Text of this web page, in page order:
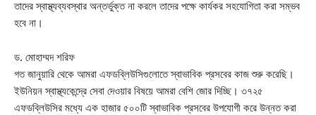
তাদের স্বাস্থ্যব্যবস্থার অন্তর্ভুক্ত না করলে তাদের পক্ষে কার্যকর সহযোগিতা করা সম্ভব
হবে না।
ড. মোহাম্মদ শরিফ
গত জানুয়ারি থেকে আমরা এফডব্লিউসিগুলোতে স্বাভাবিক প্রসবের কাজ শুরু করেছি।
ইউনিয়ন স্বাস্থ্যকেন্দ্রে সেবা দেওয়ার বিষয়ে আমরা বেশি জোর দিচ্ছি। ৩৭২৫
এফডব্লিউসির মধ্যে এক হাজার ৫০০টি স্বাভাবিক প্রসবের উপযোগী করে উন্নত করা